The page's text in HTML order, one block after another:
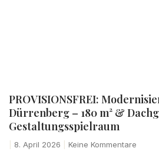
PROVISIONSFREI:
Dürrenberg – 180 m² &
Gestaltungsspielraum
8. April 2026 Keine Kommentare